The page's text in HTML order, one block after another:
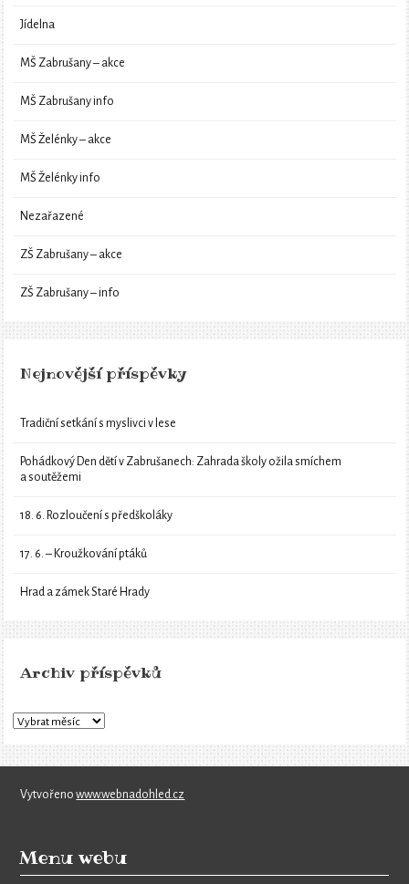
Jídelna
MŠ Zabrušany – akce
MŠ Zabrušany info
MŠ Želénky – akce
MŠ Želénky info
Nezařazené
ZŠ Zabrušany – akce
ZŠ Zabrušany – info
Nejnovější příspěvky
Tradiční setkání s myslivci v lese
Pohádkový Den dětí v Zabrušanech: Zahrada školy ožila smíchem
a soutěžemi
18. 6. Rozloučení s předškoláky
17. 6. – Kroužkování ptáků
Hrad a zámek Staré Hrady
Archiv příspěvků
Vytvořenowww.webnadohled.cz
Menu webu